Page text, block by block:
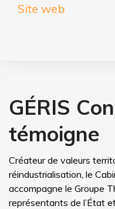
Site web
GÉRIS
témoigne
Créateur de valeurs
réindustrialisation, le
accompagne le Groupe
représentants de l’État